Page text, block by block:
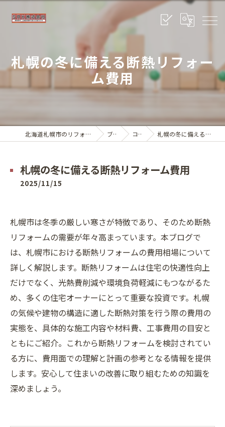
札幌の冬に備える断熱リフォー
ム費用
北海道札幌市のリフォームならSRK株式会社 ブログ コラム 札幌の冬に備える断熱リフォーム費用
札幌の冬に備える断熱リフォーム費用
2025/11/15
札幌市は冬季の厳しい寒さが特徴であり、そのため断熱
リフォームの需要が年々高まっています。本ブログで
は、札幌市における断熱リフォームの費用相場について
詳しく解説します。断熱リフォームは住宅の快適性向上
だけでなく、光熱費削減や環境負荷軽減にもつながるた
め、多くの住宅オーナーにとって重要な投資です。札幌
の気候や建物の構造に適した断熱対策を行う際の費用の
実態を、具体的な施工内容や材料費、工事費用の目安と
ともにご紹介。これから断熱リフォームを検討されてい
る方に、費用面での理解と計画の参考となる情報を提供
します。安心して住まいの改善に取り組むための知識を
深めましょう。